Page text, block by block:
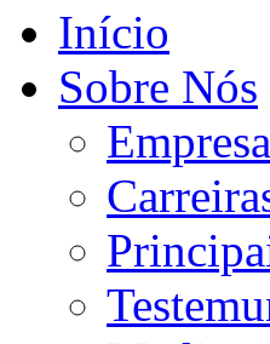
Início
Sobre Nós
Empresa